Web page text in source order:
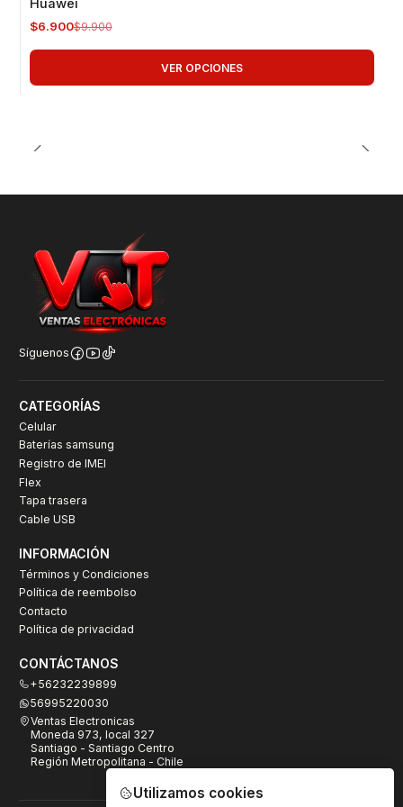
Para Haylou GST
Para Haylou RT2 / RT
Huawei
$6.900$9.900
VER OPCIONES
Síguenos
CATEGORÍAS
Celular
Baterías samsung
Registro de IMEI
Flex
Tapa trasera
Cable USB
INFORMACIÓN
Términos y Condiciones
Política de reembolso
Contacto
Política de privacidad
CONTÁCTANOS
+56232239899
56995220030
Ventas Electronicas
Moneda 973, local 327
Santiago - Santiago Centro
Región Metropolitana - Chile
Utilizamos cookies